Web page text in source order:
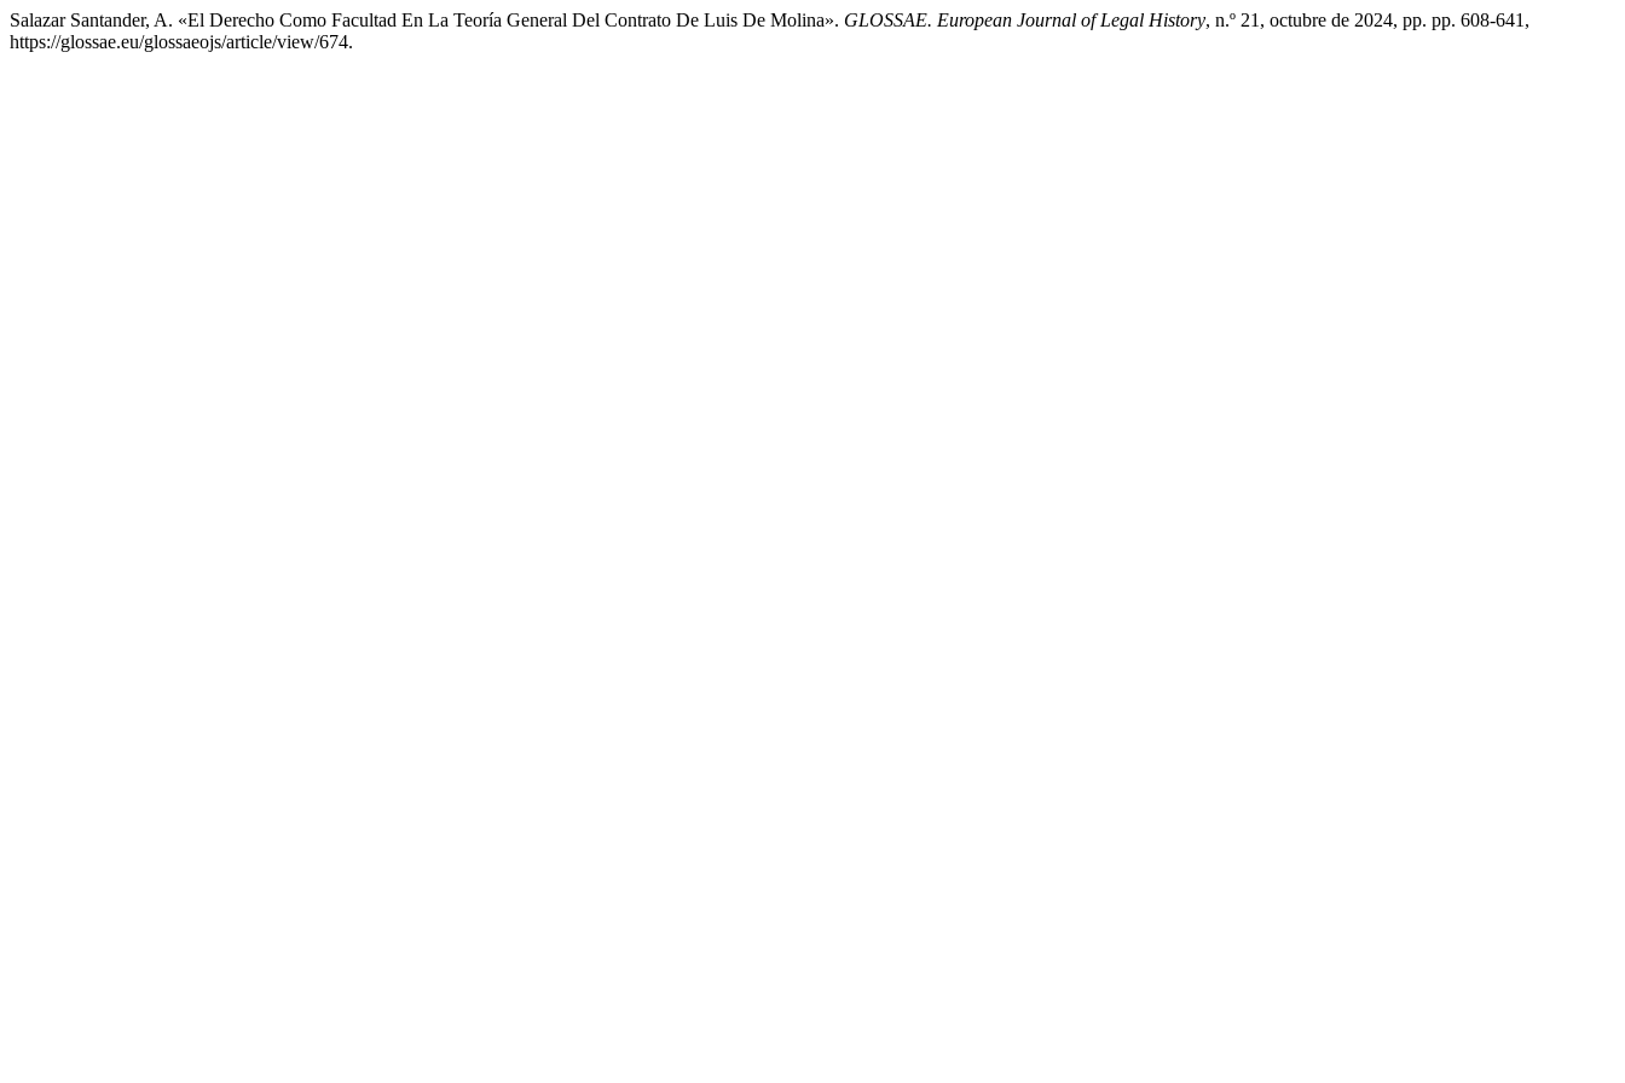
Salazar Santander, A. «El Derecho Como Facultad En La Teoría General Del Contrato De Luis De Molina». GLOSSAE. European Journal of Legal History, n.º 21, octubre de 2024, pp. pp. 608-641,
https://glossae.eu/glossaeojs/article/view/674.